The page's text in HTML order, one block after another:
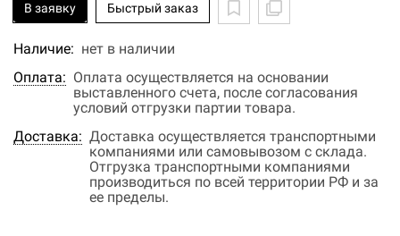
В заявку Быстрый заказ
Наличие: нет в наличии
Оплата: Оплата осуществляется на основании
выставленного счета, после согласования
условий отгрузки партии товара.
Доставка: Доставка осуществляется транспортными
компаниями или самовывозом с склада.
Отгрузка транспортными компаниями
производиться по всей территории РФ и за
ее пределы.